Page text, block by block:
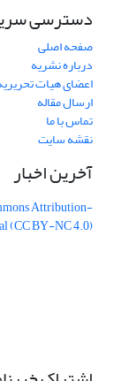
دسترسی
صفحه اصلی
درباره نشریه
اعضای هیات
ارسال مقاله
تماس با ما
نقشه سایت
آخرین اخبار
Attribution-
(CC BY-NC 4.0)